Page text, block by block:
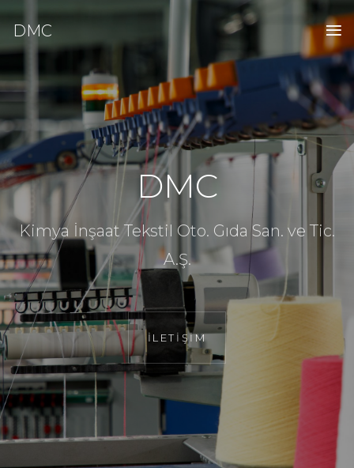
DMC
DMC
Kimya İnşaat Tekstil Oto. Gıda San. ve Tic.
A.Ş.
İLETİŞİM